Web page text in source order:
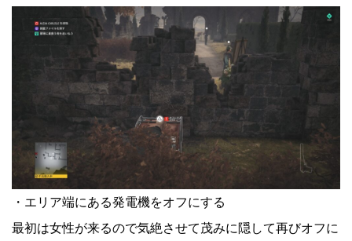
・エリア端にある発電機をオフにする
最初は女性が来るので気絶させて茂みに隠して再びオフに